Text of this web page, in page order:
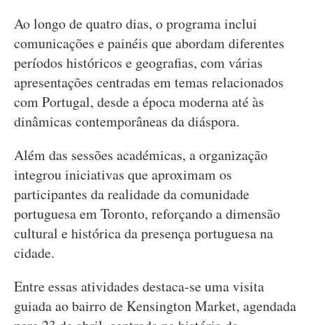
Ao longo de quatro dias, o programa inclui
comunicações e painéis que abordam diferentes
períodos históricos e geografias, com várias
apresentações centradas em temas relacionados
com Portugal, desde a época moderna até às
dinâmicas contemporâneas da diáspora.
Além das sessões académicas, a organização
integrou iniciativas que aproximam os
participantes da realidade da comunidade
portuguesa em Toronto, reforçando a dimensão
cultural e histórica da presença portuguesa na
cidade.
Entre essas atividades destaca-se uma visita
guiada ao bairro de Kensington Market, agendada